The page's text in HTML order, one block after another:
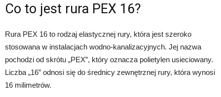
Co to jest rura PEX 16?
Rura PEX 16 to rodzaj elastycznej rury, która jest szeroko
stosowana w instalacjach wodno-kanalizacyjnych. Jej nazwa
pochodzi od skrótu „PEX”, który oznacza polietylen usieciowany.
Liczba „16” odnosi się do średnicy zewnętrznej rury, która wynosi
16 milimetrów.